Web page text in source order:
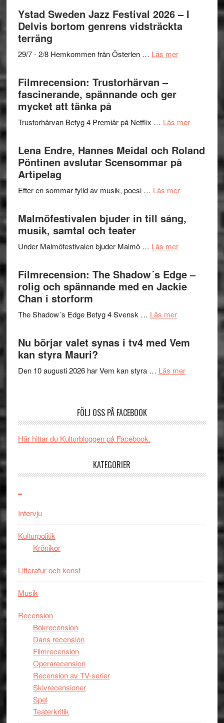
Mulder
och
Dana
Det
grönaste
gräset
en
hjärtevarm
Ystad Sweden Jazz Festival 2026 – I
Delvis bortom genrens vidsträckta
terräng
29/7 - 2/8 Hemkommen från Österlen … Läs merom
–
Delvis
bortom
terräng
Filmrecension: Trustorhärvan –
fascinerande, spännande och ger
mycket att tänka på
Trustorhärvan Betyg 4 Premiär på Netflix … Läs merom
–
Lena Endre, Hannes Meidal och Roland
Pöntinen avslutar Scensommar på
Artipelag
Efter en sommar fylld av musik, poesi … Läs merom
Hannes
Pöntinen
avslutar
Scensommar
Malmöfestivalen bjuder in till sång,
musik, samtal och teater
Under Malmöfestivalen bjuder Malmö … Läs merom
in
till
och
Filmrecension: The Shadow´s Edge –
rolig och spännande med en Jackie
Chan i storform
The Shadow´s Edge Betyg 4 Svensk … Läs merom
Shadow
Edge
spännande
Nu börjar valet synas i tv4 med Vem
kan styra Mauri?
Den 10 augusti 2026 har Vem kan styra … Läs merom
kan
FÖLJ OSS PÅ FACEBOOK
Här hittar du Kulturbloggen på Facebook.
KATEGORIER
..
Intervju
Kulturpolitik
Krönikor
Litteratur och konst
Musik
Recension
Bokrecension
Dans recension
Filmrecension
Operarecension
Recension av TV-serier
Skivrecensioner
Spel
Teaterkritik